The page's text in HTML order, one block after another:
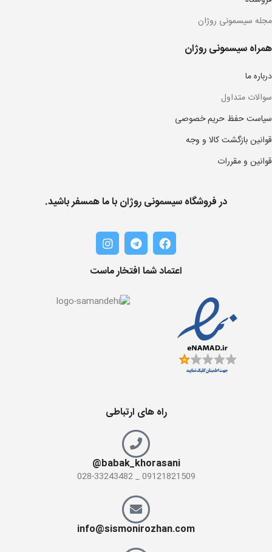
مجله سیسمونی روژان
همراه سیسمونی روژان
درباره ما
سوالات متداول
سیاست حفظ حریم خصوصی
قوانین بازگشت کالا و وجه
قوانین و مقررات
در فروشگاه سیسمونی روژان با ما همسفر باشید.
اعتماد شما افتخار ماست
راه های ارتباطی
babak_khorasani@
09121821509 _ 028-33243482
info@sismonirozhan.com